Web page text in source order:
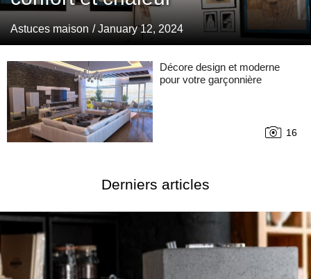
Astuces maison / January 12, 2024
Décore design et moderne
pour votre garçonnière
16
Derniers articles